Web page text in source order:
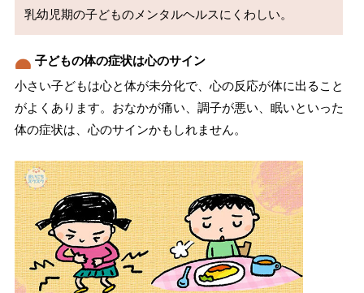
子どもの体の症状は心のサイン
小さい子どもは心と体が未分化で、心の反応が体に出ること
がよくあります。おなかが痛い、調子が悪い、眠いといった
体の症状は、心のサインかもしれません。